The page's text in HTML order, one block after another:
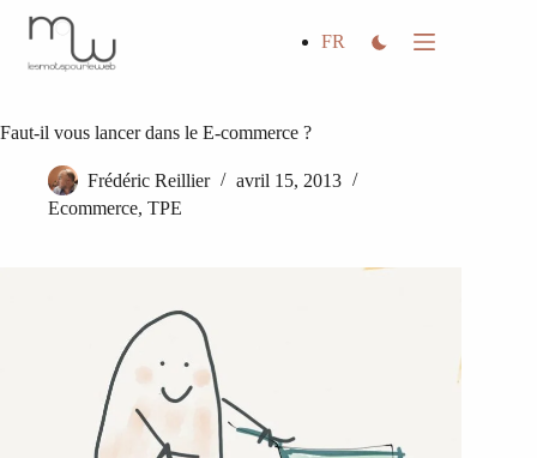
FR
Faut-il vous lancer dans le E-commerce ?
Frédéric Reillier
avril 15, 2013
Ecommerce, TPE